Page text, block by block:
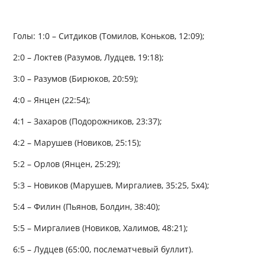
Голы: 1:0 – Ситдиков (Томилов, Коньков, 12:09);
2:0 – Локтев (Разумов, Лудцев, 19:18);
3:0 – Разумов (Бирюков, 20:59);
4:0 – Янцен (22:54);
4:1 – Захаров (Подорожников, 23:37);
4:2 – Марушев (Новиков, 25:15);
5:2 – Орлов (Янцен, 25:29);
5:3 – Новиков (Марушев, Миргалиев, 35:25, 5х4);
5:4 – Филин (Пьянов, Болдин, 38:40);
5:5 – Миргалиев (Новиков, Халимов, 48:21);
6:5 – Лудцев (65:00, послематчевый буллит).